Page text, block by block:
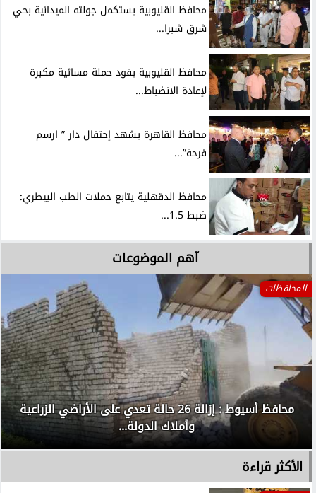
محافظ القليوبية يستكمل جولته الميدانية بحي
شرق شبرا...
محافظ القليوبية يقود حملة مسائية مكبرة
لإعادة الانضباط...
محافظ القاهرة يشهد إحتفال دار ” ارسم
فرحة”...
محافظ الدقهلية يتابع حملات الطب البيطري:
ضبط 1.5...
آهم الموضوعات
المحافظات
محافظ أسيوط : إزالة 26 حالة تعدي على الأراضي الزراعية
وأملاك الدولة...
الأكثر قراءة